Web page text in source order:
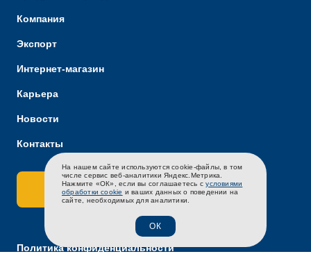
EN CH
Компания
Экспорт
Интернет-магазин
Карьера
Новости
Контакты
Связаться с нами
Политика конфиденциальности
На нашем сайте используются cookie-файлы, в том
числе сервис веб-аналитики Яндекс.Метрика.
Нажмите «ОК», если вы соглашаетесь сусловиями
обработки cookie и ваших данных о поведении на
сайте, необходимых для аналитики.
ОК